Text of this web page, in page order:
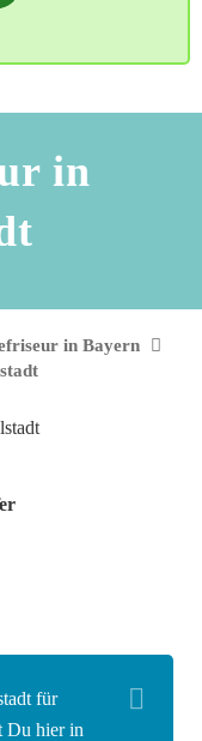
in
in Bayern
für
Du hier in